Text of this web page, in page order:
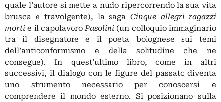
quale l’autore si mette a nudo ripercorrendo la sua vita
brusca e travolgente), la sagaCinque allegri ragazzi
morti e il capolavoroPasolini (un colloquio immaginario
tra il disegnatore e il poeta bolognese sui temi
dell’anticonformismo e della solitudine che ne
consegue). In quest’ultimo libro, come in altri
successivi, il dialogo con le figure del passato diventa
uno strumento necessario per conoscersi e
comprendere il mondo esterno. Si posizionano sulla